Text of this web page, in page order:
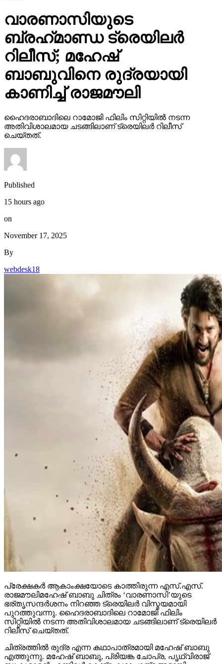
വാരണാസിയുടെ
ബ്രഹ്‌മാണ്ഡ ട്രെയിലര്‍
റിലീസ്; മഹേഷ്
ബാബുവിനെ രുദ്രയായി
കാണിച്ച് രാജമൗലി
ഹൈദരാബാദിലെ റാമോജി ഫിലിം സിറ്റിയില്‍ നടന്ന
അതിവിശാലമായ ചടങ്ങിലാണ് ട്രെയിലര്‍ റിലീസ്
ചെയ്തത്.
Published
15 hours ago
on
November 17, 2025
By
webdesk18
പ്രേക്ഷകര്‍ ആകാംക്ഷയോടെ കാത്തിരുന്ന എസ്.എസ്.
രാജമൗലിമഹേഷ് ബാബു ചിത്രം ‘വാരണാസി’യുടെ
ഭര്തൃസന്ദര്‍ശനം നിറഞ്ഞ ട്രെയിലര്‍ വിസ്മയമായി
പുറത്തുവന്നു. ഹൈദരാബാദിലെ റാമോജി ഫിലിം
സിറ്റിയില്‍ നടന്ന അതിവിശാലമായ ചടങ്ങിലാണ് ട്രെയിലര്‍
റിലീസ് ചെയ്തത്.
ചിത്രത്തില്‍ രുദ്ര എന്ന കഥാപാത്രമായി മഹേഷ് ബാബു
എത്തുന്നു. മഹേഷ് ബാബു, പ്രിയങ്ക ചോപ്ര, പൃഥ്വിരാജ്